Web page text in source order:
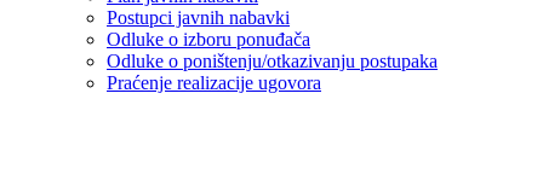
Postupci javnih nabavki
Odluke o izboru ponuđača
Odluke o poništenju/otkazivanju postupaka
Praćenje realizacije ugovora